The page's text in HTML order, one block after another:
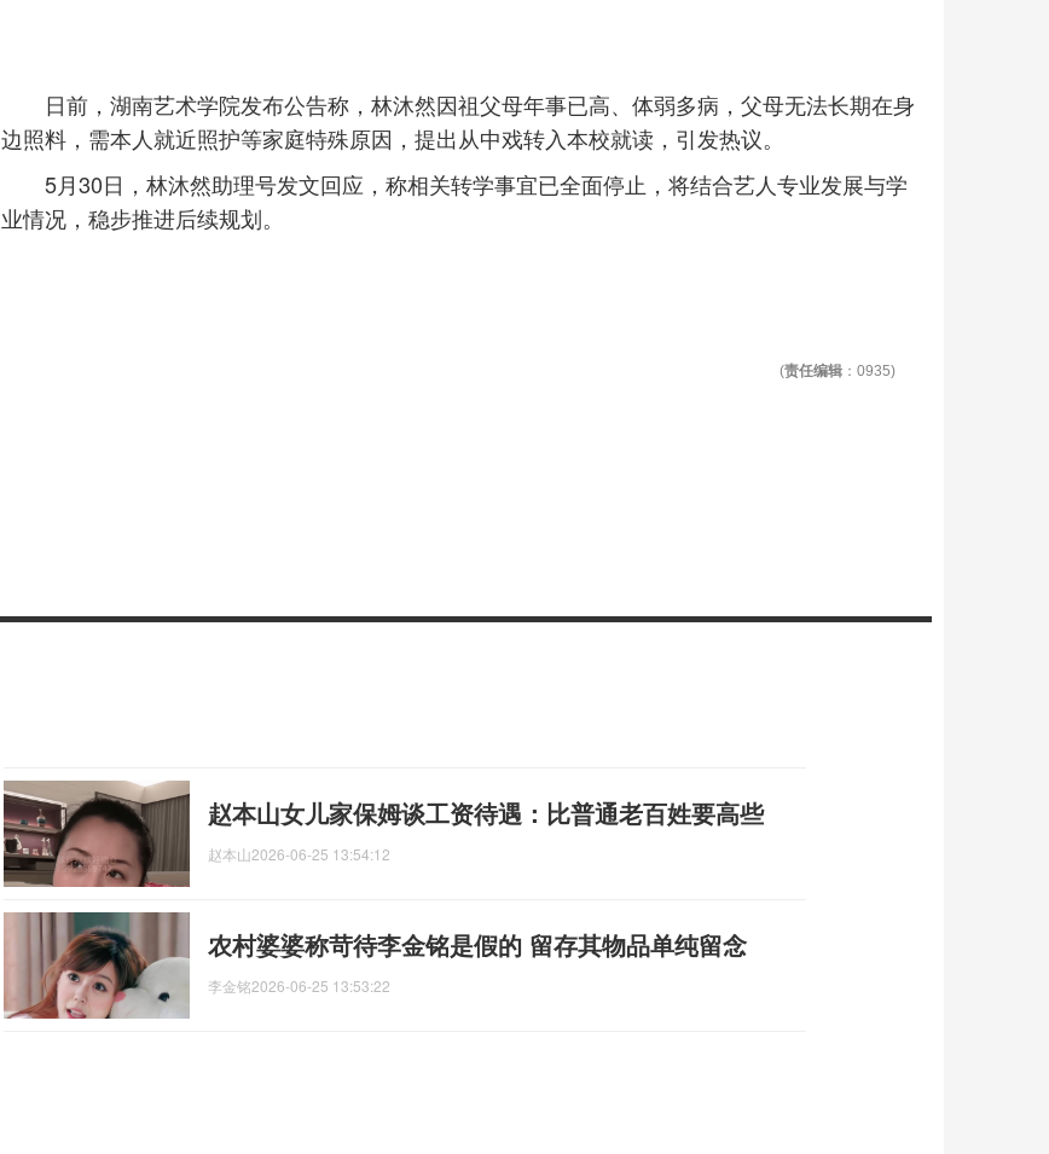
日前，湖南艺术学院发布公告称，林沐然因祖父母年事已高、体弱多病，父母无法长期在身
边照料，需本人就近照护等家庭特殊原因，提出从中戏转入本校就读，引发热议。
5月30日，林沐然助理号发文回应，称相关转学事宜已全面停止，将结合艺人专业发展与学
业情况，稳步推进后续规划。
(责任编辑 ：0935)
赵本山女儿家保姆谈工资待遇：比普通老百姓要高些
赵本山2026-06-25 13:54:12
农村婆婆称苛待李金铭是假的 留存其物品单纯留念
李金铭2026-06-25 13:53:22